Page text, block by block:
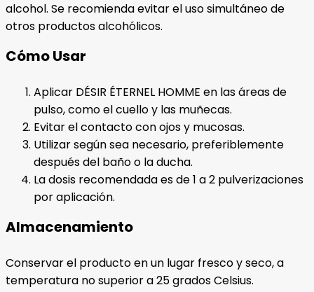
alcohol. Se recomienda evitar el uso simultáneo de
otros productos alcohólicos.
Cómo Usar
Aplicar DÉSIR ÉTERNEL HOMME en las áreas de
pulso, como el cuello y las muñecas.
Evitar el contacto con ojos y mucosas.
Utilizar según sea necesario, preferiblemente
después del baño o la ducha.
La dosis recomendada es de 1 a 2 pulverizaciones
por aplicación.
Almacenamiento
Conservar el producto en un lugar fresco y seco, a
temperatura no superior a 25 grados Celsius.